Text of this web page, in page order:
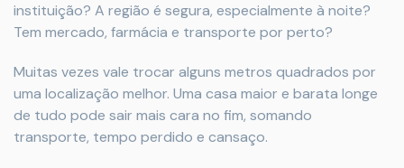
instituição? A região é segura, especialmente à noite?
Tem mercado, farmácia e transporte por perto?
Muitas vezes vale trocar alguns metros quadrados por
uma localização melhor. Uma casa maior e barata longe
de tudo pode sair mais cara no fim, somando
transporte, tempo perdido e cansaço.